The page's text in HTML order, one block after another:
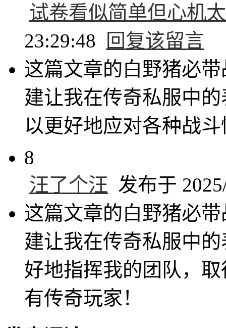
试卷看似简单但心机
23:29:48
回复该留言
这篇文章的白野猪必
建让我在传奇私服中
以更好地应对各种战
8
汪了个汪 发布于
这篇文章的白野猪必
建让我在传奇私服中
好地指挥我的团队，
有传奇玩家！